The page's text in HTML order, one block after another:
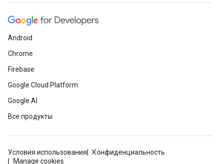
Android
Chrome
Firebase
Google Cloud Platform
Google AI
Все продукты
Условия использования
Конфиденциальность
Manage cookies